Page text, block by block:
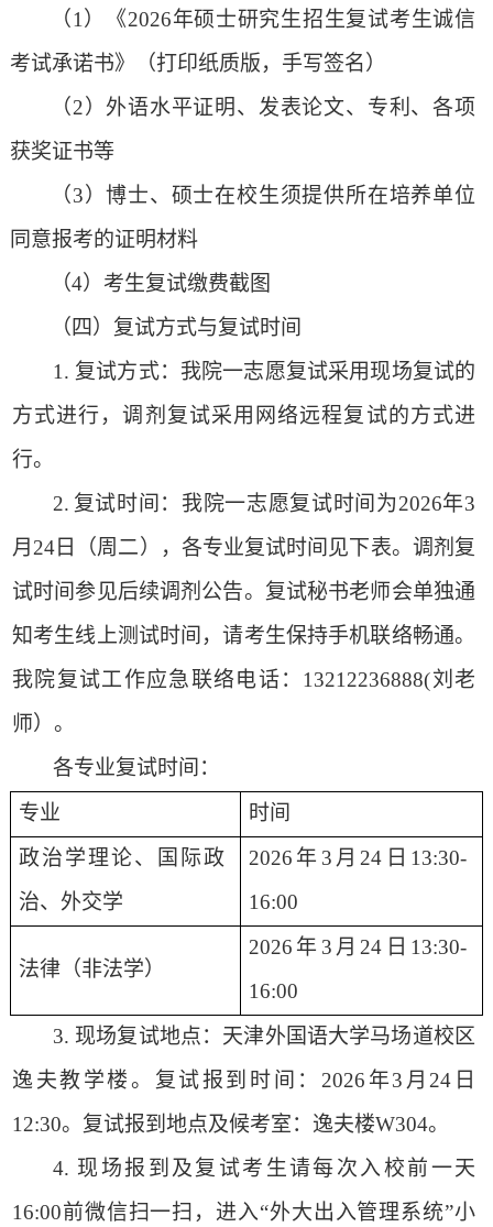
（1）《2026年硕士研究生招生复试考生诚信
考试承诺书》（打印纸质版，手写签名）
（2）外语水平证明、发表论文、专利、各项
获奖证书等
（3）博士、硕士在校生须提供所在培养单位
同意报考的证明材料
（4）考生复试缴费截图
（四）复试方式与复试时间
1 . 复试方式：我院一志愿复试采用现场复试的
方式进行，调剂复试采用 网络远程复试的方式进
行。
2. 复试时间：我院一志愿复试时间为2026年3
月24日（周二），各专业复试时间见下表。调剂复
试时间参见后续调剂公告。复试秘书老师会单独通
知考生线上测试时间，请考生保持手机联络畅通。
我院复试工作应急联络电话：13212236888(刘老
师）。
各专业复试时间：
专业
时间
政治学理论、国际政
治、外交学
2026年3月24日 1 3:30-
16:00
法律（非法学）
2026年3月24日 1 3:30-
16:00
3. 现场复试地点：天津外国语大学马场道校区
逸夫教学楼。复试报到时间： 2026年3月24日
12:30。复试报到地点及候考室：逸夫楼W304。
4. 现场报到及复试考生请每次入校前一天
16:00前微信扫一扫，进入“外大出入管理系统”小